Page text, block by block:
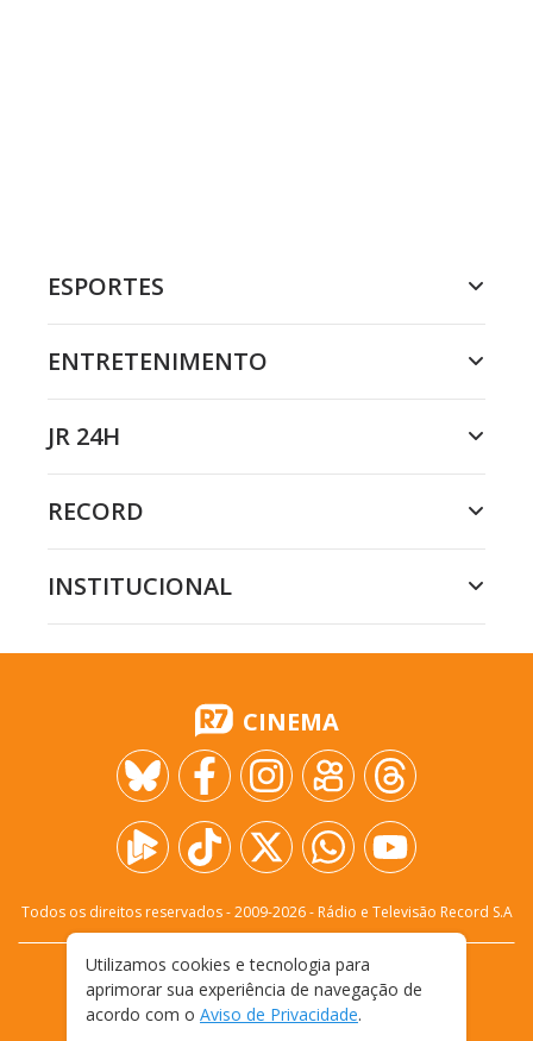
ESPORTES
ENTRETENIMENTO
JR 24H
RECORD
INSTITUCIONAL
CINEMA
Todos os direitos reservados - 2009-2026- Rádio e Televisão Record S.A
FALE CONOSCO
PRIVACIDADE
TERMOS E CONDIÇÕES DE USO
Utilizamos cookies e tecnologia para
aprimorar sua experiência de navegação de
acordo com o Aviso de Privacidade.